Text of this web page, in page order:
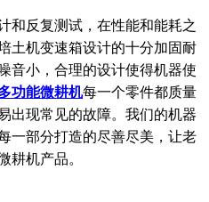
和反复测试，在性能和能耗之
土机变速箱设计的十分加固耐
音小，合理的设计使得机器使
功能微耕机每一个零件都质量
出现常见的故障。我们的机器
一部分打造的尽善尽美，让老
耕机产品。